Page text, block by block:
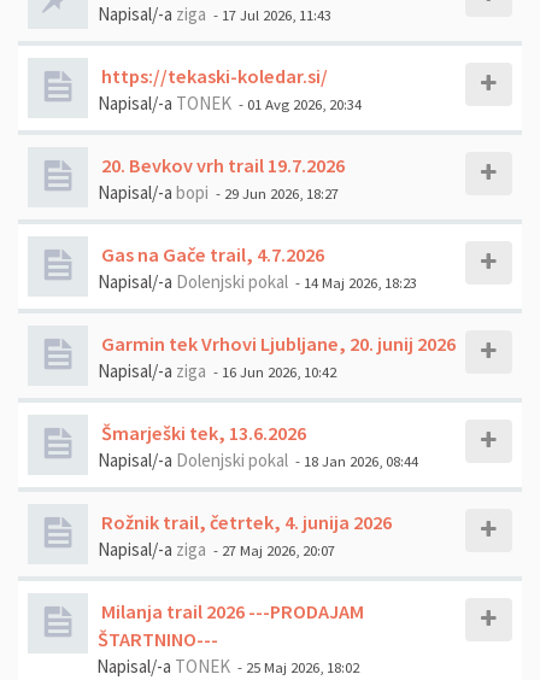
Napisal/-a ziga - 17 Jul 2026, 11:43
https://tekaski-koledar.si/
Napisal/-a TONEK - 01 Avg 2026, 20:34
20. Bevkov vrh trail 19.7.2026
Napisal/-a bopi - 29 Jun 2026, 18:27
Gas na Gače trail, 4.7.2026
Napisal/-a Dolenjski pokal - 14 Maj 2026, 18:23
Garmin tek Vrhovi Ljubljane, 20. junij 2026
Napisal/-a ziga - 16 Jun 2026, 10:42
Šmarješki tek, 13.6.2026
Napisal/-a Dolenjski pokal - 18 Jan 2026, 08:44
Rožnik trail, četrtek, 4. junija 2026
Napisal/-a ziga - 27 Maj 2026, 20:07
Milanja trail 2026 ---PRODAJAM
ŠTARTNINO---
Napisal/-a TONEK - 25 Maj 2026, 18:02